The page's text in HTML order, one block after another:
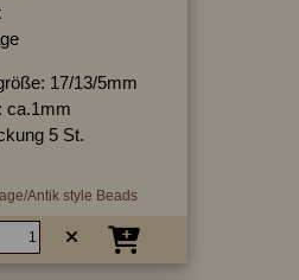
17/13/5mm
ca.1mm
5 St.
Antik style Beads